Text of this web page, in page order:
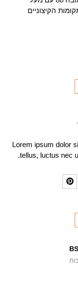
הקיצוניים
Lorem ipsum dolor
tellus, luctus nec